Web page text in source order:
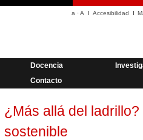
a ·A Accesibilidad
Docencia
Contacto
¿Más allá del
sostenible